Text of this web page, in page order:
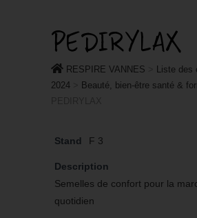
PEDIRYLAX
RESPIRE VANNES
Liste des
2024
Beauté, bien-être santé &
Stand F 3
Description
Semelles de confort pour la
quotidien